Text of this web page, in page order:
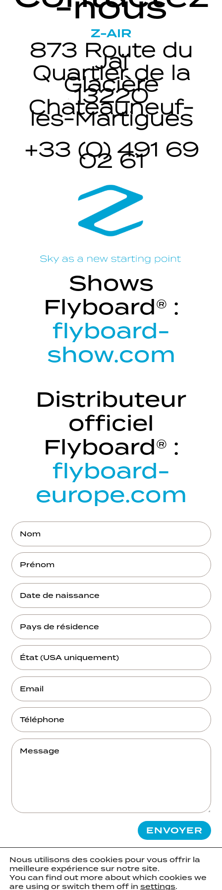
Z-AIR
873 Route du
Jaï
Quartier de la
Glacière
13220
Châteauneuf-
les-Martigues
+33 (0) 491 69
02 61
Shows
Flyboard® :
flyboard-
show.com
Distributeur
officiel
Flyboard® :
flyboard-
europe.com
ENVOYER
protection par reCAPTCHA, confidentialité
Conditions
Nous utilisons des cookies pour vous offrir la
meilleure expérience sur notre site.
You can find out more about which cookies we
are using or switch them off in settings.